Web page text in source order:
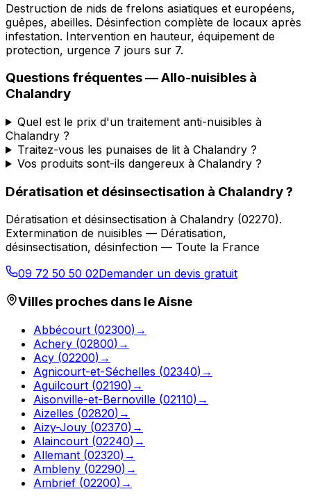
Destruction de nids de frelons asiatiques et européens,
guêpes, abeilles. Désinfection complète de locaux après
infestation. Intervention en hauteur, équipement de
protection, urgence 7 jours sur 7.
Questions fréquentes —Allo-nuisibles à
Chalandry
Quel est le prix d'un traitement anti-nuisibles à
Chalandry ?
Traitez-vous les punaises de lit à Chalandry ?
Vos produits sont-ils dangereux à Chalandry ?
Dératisation et désinsectisation à Chalandry?
Dératisation et désinsectisation à Chalandry (02270).
Extermination de nuisibles — Dératisation,
désinsectisation, désinfection — Toute la France
09 72 50 50 02Demander un devis gratuit
Villes proches dans leAisne
Abbécourt (02300) →
Achery (02800) →
Acy (02200) →
Agnicourt-et-Séchelles (02340) →
Aguilcourt (02190) →
Aisonville-et-Bernoville (02110) →
Aizelles (02820) →
Aizy-Jouy (02370) →
Alaincourt (02240) →
Allemant (02320) →
Ambleny (02290) →
Ambrief (02200) →